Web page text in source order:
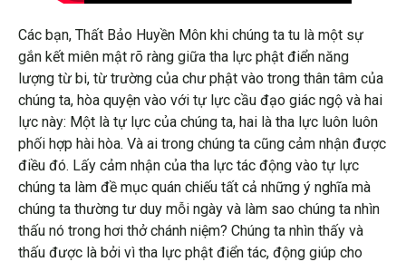
Các bạn, Thất Bảo Huyền Môn khi chúng ta tu là một sự
gắn kết miên mật rõ ràng giữa tha lực phật điển năng
lượng từ bi, từ trường của chư phật vào trong thân tâm của
chúng ta, hòa quyện vào với tự lực cầu đạo giác ngộ và hai
lực này: Một là tự lực của chúng ta, hai là tha lực luôn luôn
phối hợp hài hòa. Và ai trong chúng ta cũng cảm nhận được
điều đó. Lấy cảm nhận của tha lực tác động vào tự lực
chúng ta làm đề mục quán chiếu tất cả những ý nghĩa mà
chúng ta thường tư duy mỗi ngày và làm sao chúng ta nhìn
thấu nó trong hơi thở chánh niệm? Chúng ta nhìn thấy và
thấu được là bởi vì tha lực phật điển tác, động giúp cho